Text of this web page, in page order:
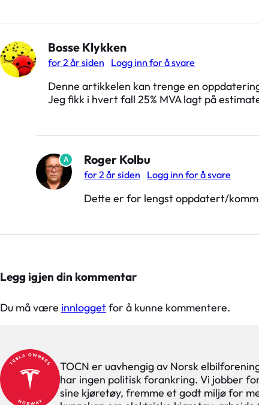
Bosse Klykken
for 2 år siden Logg inn for å svare
Denne artikkelen kan trenge en
Jeg fikk i hvert fall 25% MVA lagt på
A Roger Kolbu
for 2 år siden Logg inn for å svare
Dette er for lengst oppdatert/
Legg igjen din kommentar
Du må være innloggetfor å kunne kommentere.
TOCN er uavhengig av Norsk
har ingen politisk forankring. Vi jobber
sine kjøretøy, fremme et godt miljø for